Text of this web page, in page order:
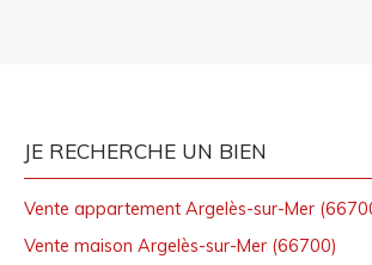
JE RECHERCHE UN BIEN
Vente appartement Argelès-sur-Mer
Vente maison Argelès-sur-Mer (66700)